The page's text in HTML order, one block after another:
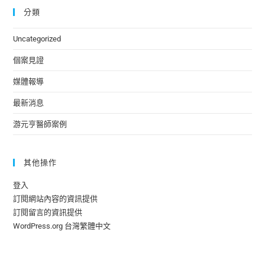
分類
Uncategorized
個案見證
媒體報導
最新消息
游元亨醫師案例
其他操作
登入
訂閱網站內容的資訊提供
訂閱留言的資訊提供
WordPress.org 台灣繁體中文